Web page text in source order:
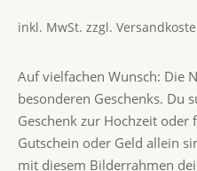
wertungen
inkl. MwSt. zzgl.
Auf vielfachen Wunsch: Die
besonderen Geschenks. Du
Geschenk zur Hochzeit oder
Gutschein oder Geld allein
mit diesem Bilderrahmen